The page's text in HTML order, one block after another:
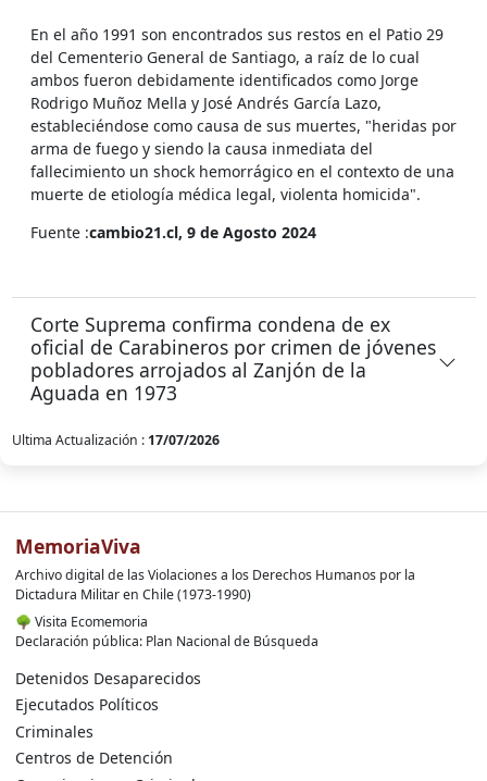
En el año 1991 son encontrados sus restos en el Patio 29
del Cementerio General de Santiago, a raíz de lo cual
ambos fueron debidamente identificados como Jorge
Rodrigo Muñoz Mella y José Andrés García Lazo,
estableciéndose como causa de sus muertes, "heridas por
arma de fuego y siendo la causa inmediata del
fallecimiento un shock hemorrágico en el contexto de una
muerte de etiología médica legal, violenta homicida".
Fuente :cambio21.cl, 9 de Agosto 2024
Corte Suprema confirma condena de ex
oficial de Carabineros por crimen de jóvenes
pobladores arrojados al Zanjón de la
Aguada en 1973
Ultima Actualización : 17/07/2026
MemoriaViva
Archivo digital de las Violaciones a los Derechos Humanos por la
Dictadura Militar en Chile (1973-1990)
🌳 Visita Ecomemoria
Declaración pública: Plan Nacional de Búsqueda
Detenidos Desaparecidos
Ejecutados Políticos
Criminales
Centros de Detención